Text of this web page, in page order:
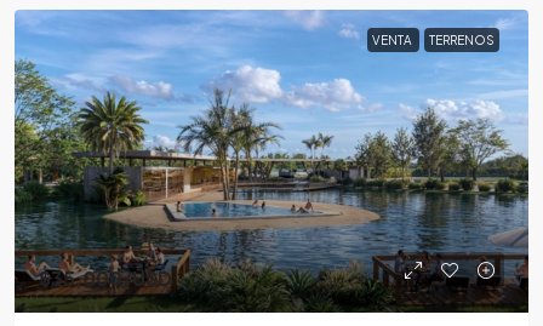
VENTA TERRENOS
$35,000/USD